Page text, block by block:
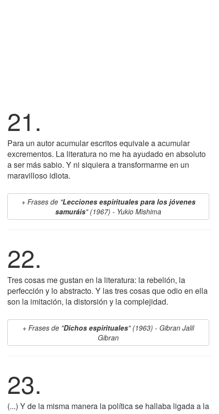
21.
Para un autor acumular escritos equivale a acumular
excrementos. La literatura no me ha ayudado en absoluto
a ser más sabio. Y ni siquiera a transformarme en un
maravilloso idiota.
Frases de "Lecciones espirituales para los jóvenes
samuráis" (1967) - Yukio Mishima
22.
Tres cosas me gustan en la literatura: la rebelión, la
perfección y lo abstracto. Y las tres cosas que odio en ella
son la imitación, la distorsión y la complejidad.
Frases de "Dichos espirituales" (1963) - Gibran Jalil
Gibran
23.
(...) Y de la misma manera la política se hallaba ligada a la